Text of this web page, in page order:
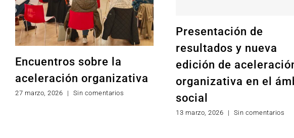
Encuentros sobre la
aceleración organizativa
27 marzo, 2026 | Sin comentarios
Presentación de
resultados y nueva
edición de
organizativa en el
social
13 marzo, 2026 | Sin comentarios